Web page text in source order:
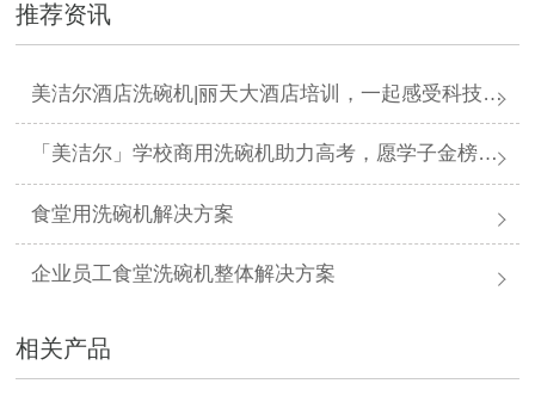
推荐资讯
美洁尔酒店洗碗机|丽天大酒店培训，一起感受科技力量
「美洁尔」学校商用洗碗机助力高考，愿学子金榜题名
食堂用洗碗机解决方案
企业员工食堂洗碗机整体解决方案
相关产品